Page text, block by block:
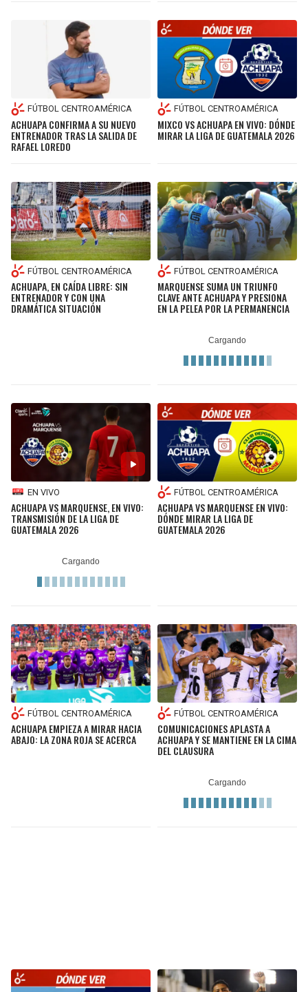
FÚTBOL CENTROAMÉRICA
ACHUAPA CONFIRMA A SU NUEVO
ENTRENADOR TRAS LA SALIDA DE
RAFAEL LOREDO
FÚTBOL CENTROAMÉRICA
MIXCO VS ACHUAPA EN VIVO: DÓNDE
MIRAR LA LIGA DE GUATEMALA 2026
FÚTBOL CENTROAMÉRICA
ACHUAPA, EN CAÍDA LIBRE: SIN
ENTRENADOR Y CON UNA
DRAMÁTICA SITUACIÓN
FÚTBOL CENTROAMÉRICA
MARQUENSE SUMA UN TRIUNFO
CLAVE ANTE ACHUAPA Y PRESIONA
EN LA PELEA POR LA PERMANENCIA
EN VIVO
ACHUAPA VS MARQUENSE, EN VIVO:
TRANSMISIÓN DE LA LIGA DE
GUATEMALA 2026
FÚTBOL CENTROAMÉRICA
ACHUAPA VS MARQUENSE EN VIVO:
DÓNDE MIRAR LA LIGA DE
GUATEMALA 2026
FÚTBOL CENTROAMÉRICA
ACHUAPA EMPIEZA A MIRAR HACIA
ABAJO: LA ZONA ROJA SE ACERCA
FÚTBOL CENTROAMÉRICA
COMUNICACIONES APLASTA A
ACHUAPA Y SE MANTIENE EN LA CIMA
DEL CLAUSURA